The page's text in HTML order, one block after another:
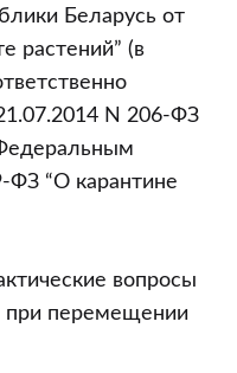
Беларусь от
растений” (в
N 206-ФЗ
ФЗ “О карантине
вопросы
при перемещении